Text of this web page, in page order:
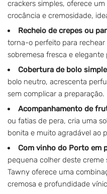
crackers simples, oferece
crocância e cremosidade,
Recheio de crepes ou
torna-o perfeito para
sobremesa fresca e elegante
Cobertura de bolo
bolo neutro, acrescenta
sem complicar a preparação.
Acompanhamento de
ou fatias de pera, cria uma
bonita e muito agradável ao
Com vinho do Porto em
pequena colher deste
Tawny oferece uma
cremosa e profundidade